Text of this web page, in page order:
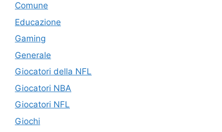
Comune
Educazione
Gaming
Generale
Giocatori della NFL
Giocatori NBA
Giocatori NFL
Giochi